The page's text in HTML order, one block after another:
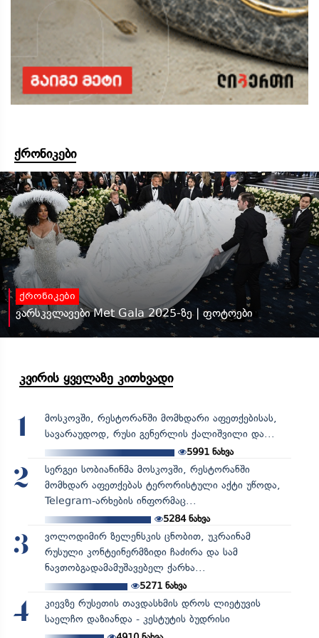
ქრონიკები
ქრონიკები
ვარსკვლავები Met Gala 2025-ზე | ფოტოები
კვირის ყველაზე კითხვადი
1
მოსკოვში, რესტორანში მომხდარი აფეთქებისას,
სავარაუდოდ, რუსი გენერლის ქალიშვილი და...
5991 ნახვა
2
სერგეი სობიანინმა მოსკოვში, რესტორანში
მომხდარ აფეთქებას ტერორისტული აქტი უწოდა,
Telegram-არხების ინფორმაც...
5284ნახვა
3
ვოლოდიმირ ზელენსკის ცნობით, უკრაინამ
რუსული კონტეინერმზიდი ჩაძირა და სამ
ნავთობგადამამუშავებელ ქარხა...
5271ნახვა
4
კიევზე რუსეთის თავდასხმის დროს ლიეტუვის
საელჩო დაზიანდა - კესტუტის ბუდრისი